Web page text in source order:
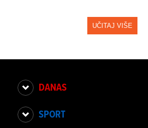
UČITAJ VIŠE
DANAS
SPORT